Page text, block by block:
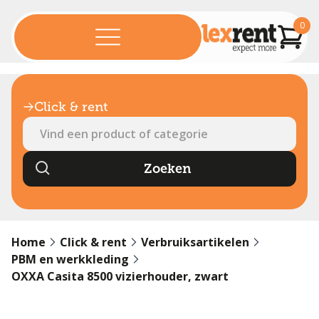
0
Click & rent
Home Click & rent
Verbruiksartikelen
PBM en werkkleding
OXXA Casita 8500 vizierhouder, zwart